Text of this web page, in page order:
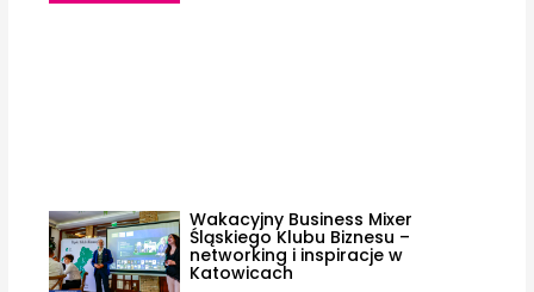
Wakacyjny Business Mixer
Śląskiego Klubu Biznesu –
networking i inspiracje w
Katowicach